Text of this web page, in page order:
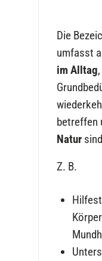
Die
umfasst
im Alltag
betreffen
Natur
Z. B.